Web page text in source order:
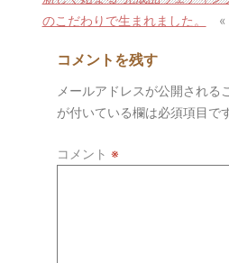
のこだわりで生まれました。
«
コメントを残す
メールアドレスが公開される
が付いている欄は必須項目で
コメント ※